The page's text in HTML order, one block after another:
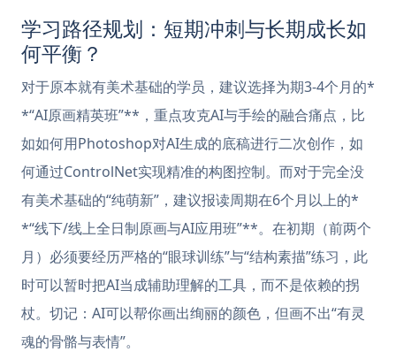
学习路径规划：短期冲刺与长期成长如
何平衡？
对于原本就有美术基础的学员，建议选择为期3-4个月的*
*“AI原画精英班”**，重点攻克AI与手绘的融合痛点，比
如如何用Photoshop对AI生成的底稿进行二次创作，如
何通过ControlNet实现精准的构图控制。而对于完全没
有美术基础的“纯萌新”，建议报读周期在6个月以上的*
*“线下/线上全日制原画与AI应用班”**。在初期（前两个
月）必须要经历严格的“眼球训练”与“结构素描”练习，此
时可以暂时把AI当成辅助理解的工具，而不是依赖的拐
杖。切记：AI可以帮你画出绚丽的颜色，但画不出“有灵
魂的骨骼与表情”。